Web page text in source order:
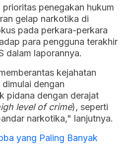
penegakan hukum
gelap narkotika di
pada perkara-perkara
para pengguna terakhir
dalam laporannya.
kejahatan
dengan
pidana dengan derajat
level of crime), seperti
narkotika," lanjutnya.
yang Paling Banyak